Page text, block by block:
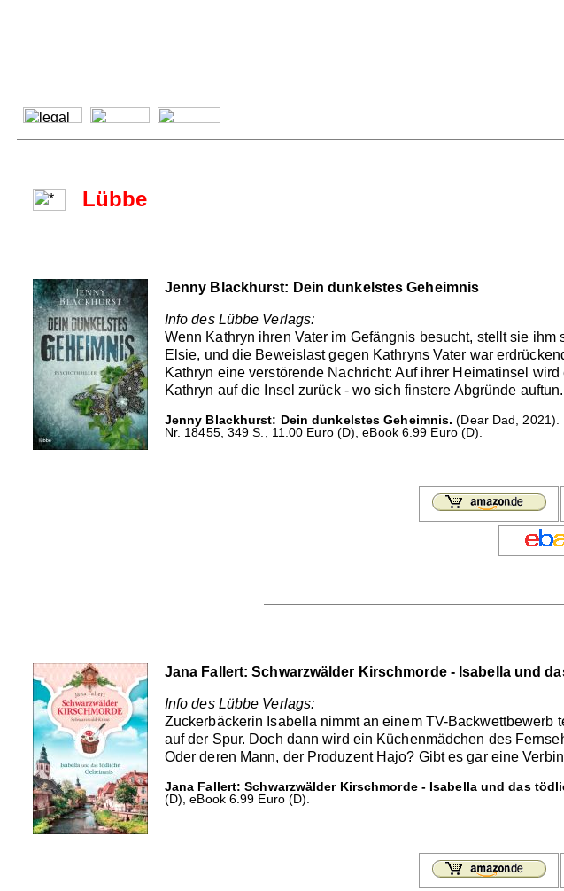
Lübbe
Jenny Blackhurst: Dein dunkelstes Geheimnis
Info des Lübbe Verlags:
Wenn Kathryn ihren Vater im Gefängnis besucht, stellt sie
Elsie, und die Beweislast gegen Kathryns Vater war
Kathryn eine verstörende Nachricht: Auf ihrer Heimatinsel
Kathryn auf die Insel zurück - wo sich finstere Abgründe
Jenny Blackhurst: Dein dunkelstes Geheimnis. (Dear Dad, 2021).
Nr. 18455, 349 S., 11.00 Euro (D), eBook 6.99 Euro (D).
Jana Fallert: Schwarzwälder Kirschmorde - Isabella und
Info des Lübbe Verlags:
Zuckerbäckerin Isabella nimmt an einem TV-
auf der Spur. Doch dann wird ein Küchenmädchen des
Oder deren Mann, der Produzent Hajo? Gibt es gar eine
Jana Fallert: Schwarzwälder Kirschmorde - Isabella und das
(D), eBook 6.99 Euro (D).